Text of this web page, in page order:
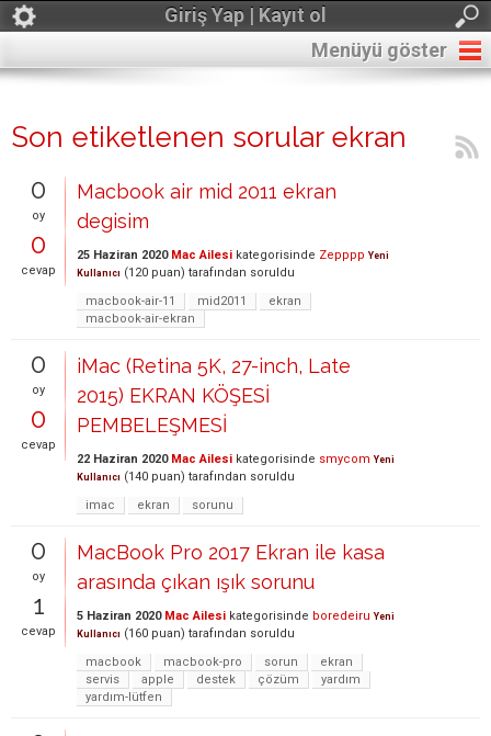
Giriş Yap | Kayıt ol
Menüyü göster
Son etiketlenen sorular ekran
0
oy
0
cevap
Macbook air mid 2011 ekran
degisim
25 Haziran 2020 Mac Ailesi kategorisinde Zepppp Yeni
Kullanıcı (120 puan) tarafından soruldu
macbook-air-11
mid2011
ekran
macbook-air-ekran
0
oy
0
cevap
iMac (Retina 5K, 27-inch, Late
2015) EKRAN KÖŞESİ
PEMBELEŞMESİ
22 Haziran 2020 Mac Ailesi kategorisinde smycom Yeni
Kullanıcı (140 puan) tarafından soruldu
imac
ekran sorunu
0
oy
1
cevap
MacBook Pro 2017 Ekran ile kasa
arasında çıkan ışık sorunu
5 Haziran 2020 Mac Ailesi kategorisinde boredeiru Yeni
Kullanıcı (160 puan) tarafından soruldu
macbook
macbook-pro sorun
ekran
servis
apple destek çözüm
yardım
yardım-lütfen